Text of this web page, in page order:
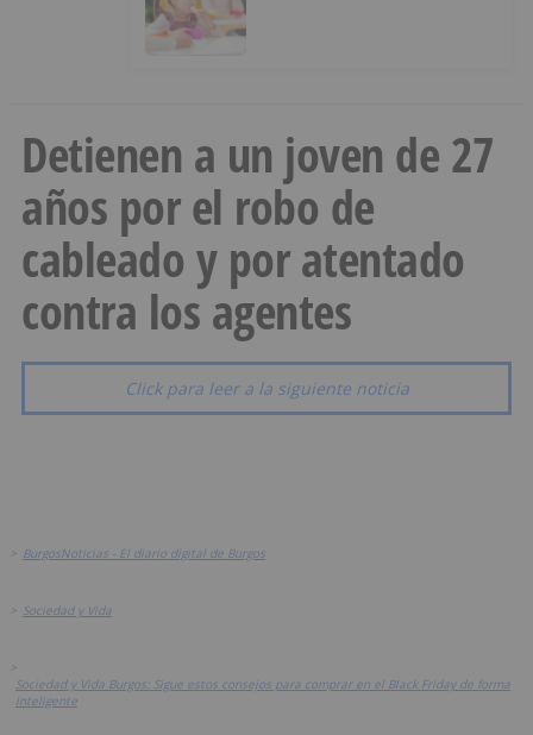
Detienen a un joven de 27
años por el robo de
cableado y por atentado
contra los agentes
Click para leer a la siguiente noticia
> BurgosNoticias - El diario digital de Burgos
> Sociedad y Vida
>
Sociedad y Vida Burgos: Sigue estos consejos para comprar en el Black Friday de forma
inteligente